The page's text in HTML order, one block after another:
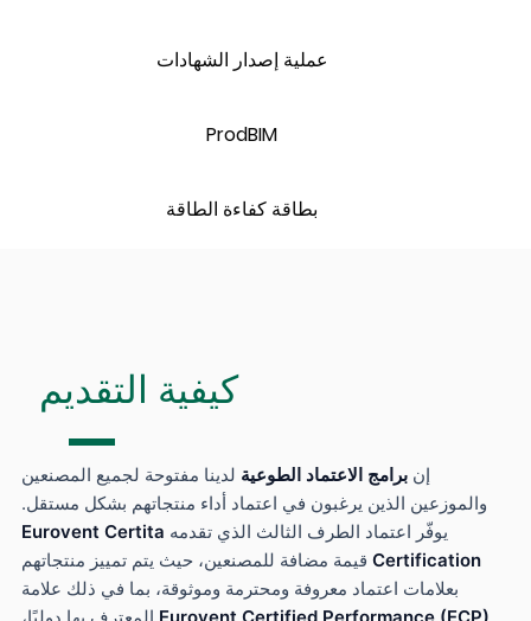
عملية إصدار الشهادات
ProdBIM
بطاقة كفاءة الطاقة
كيفية التقديم
برامج الاعتماد الطوعيةلدينا مفتوحة لجميع المصنعين
والموزعين الذين يرغبون في اعتماد أداء منتجاتهم بشكل مستقل.
يوفّر اعتماد الطرف الثالث الذي تقدمهEurovent Certita
Certificationقيمة مضافة للمصنعين، حيث يتم تمييز منتجاتهم
بعلامات اعتماد معروفة ومحترمة وموثوقة، بما في ذلك علامة